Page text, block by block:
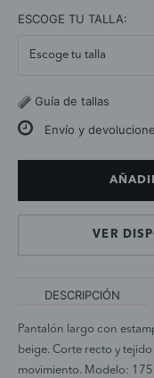
ESCOGE TU TALLA:
Guía de tallas
Envío y
VER
DESCRIPCIÓN
Pantalón largo con
beige. Corte recto y
movimiento. Modelo: 175